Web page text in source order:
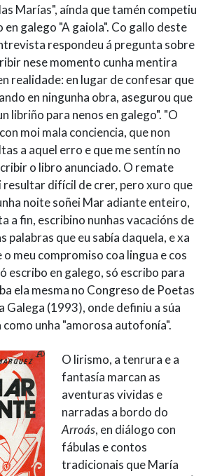
Marías", aínda que tamén competiu
galego "A gaiola". Co gallo deste
respondeu á pregunta sobre
nese momento cunha mentira
realidade: en lugar de confesar que
en ningunha obra, asegurou que
libriño para nenos en galego". "O
moi mala conciencia, que non
a aquel erro e que me sentín no
o libro anunciado. O remate
difícil de crer, pero xuro que
noite soñei Mar adiante enteiro,
a fin, escribino nunhas vacacións de
palabras que eu sabía daquela, e xa
o meu compromiso coa lingua e cos
escribo en galego, só escribo para
ela mesma no Congreso de Poetas
Galega (1993), onde definiu a súa
unha "amorosa autofonía".
O lirismo, a tenrura e a
fantasía marcan as
aventuras vividas e
narradas a bordo do
Arroás, en diálogo con
fábulas e contos
tradicionais que María